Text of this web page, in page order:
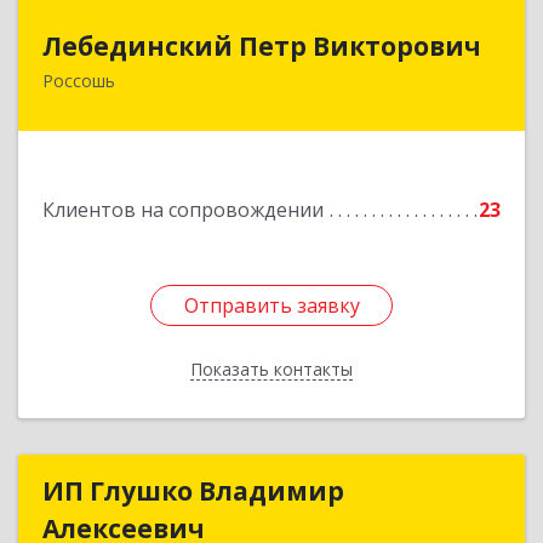
Лебединский Петр Викторович
Россошь
Клиентов на сопровождении 23
Отправить заявку
Показать контакты
Лебединский Петр Викторович
396650, Воронежская обл., г. Россошь, пер.
Отправить заявку
Назад
ИП Глушко Владимир
Алексеевич
ИП Глушко Владимир